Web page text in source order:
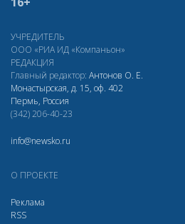
УЧРЕДИТЕЛЬ
ООО «РИА ИД «Компаньон»
РЕДАКЦИЯ
Главный редактор: Антонов О. Е.
Монастырская, д. 15, оф. 402
Пермь, Россия
(342) 206-40-23
info@newsko.ru
О ПРОЕКТЕ
Реклама
RSS